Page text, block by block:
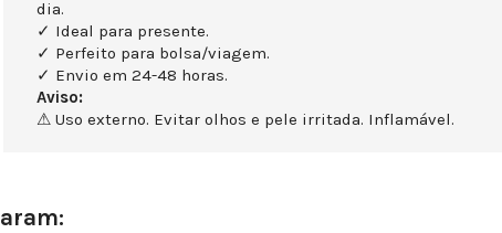
dia.
✓ Ideal para presente.
✓ Perfeito para bolsa/viagem.
✓ Envio em 24-48 horas.
Aviso:
⚠ Uso externo. Evitar olhos e pele irritada. Inflamável.